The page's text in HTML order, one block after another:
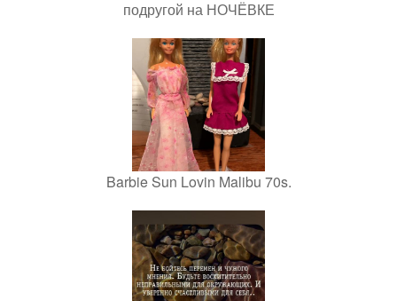
подругой на НОЧЁВКЕ
Barbie Sun Lovin Malibu 70s.